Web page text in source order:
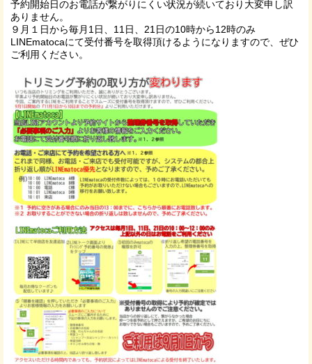
予約開始日のお電話が繋がりにくい状況が続いており大変申し訳
ありません。
９月１日から毎月1日、11日、21日の10時から12時のみ
LINEmatocaにて受付番号を取得頂けるようになりますので、ぜひ
ご利用ください。